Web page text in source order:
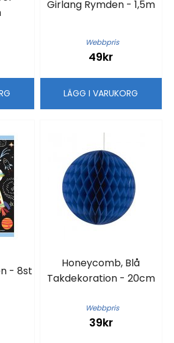
Girlang Rymden - 1,5m
Webbpris
49kr
LÄGG I VARUKORG
- 8st
Honeycomb, Blå
Takdekoration - 20cm
Webbpris
39kr